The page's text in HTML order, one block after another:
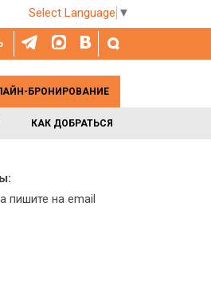
Select Language ▼
КАК ДОБРАТЬСЯ
БРОНИРОВАНИЕ
пишите на email